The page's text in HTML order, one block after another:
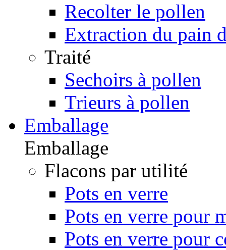
Recolter le pollen
Extraction du pain
Traité
Sechoirs à pollen
Trieurs à pollen
Emballage
Emballage
Flacons par utilité
Pots en verre
Pots en verre pour
Pots en verre pour